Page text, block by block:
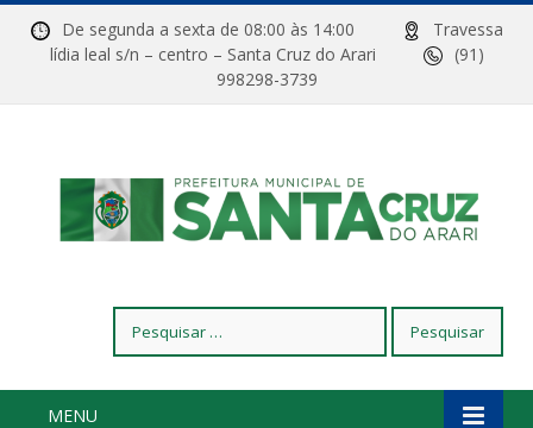
De segunda a sexta de 08:00 às 14:00
Travessa
lídia leal s/n – centro – Santa Cruz do Arari
(91)
998298-3739
por:
MENU